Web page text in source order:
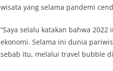
wisata yang selama pandemi
“Saya selalu katakan bahwa
ekonomi. Selama ini dunia
sebab itu, melalui travel bubble